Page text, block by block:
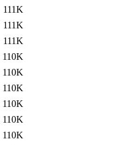
111K
111K
111K
110K
110K
110K
110K
110K
110K